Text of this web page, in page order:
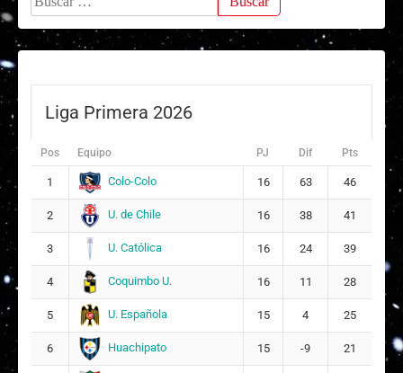
Liga Primera 2026
Pos Equipo PJ Dif Pts
1 Colo-Colo 16 63 46
2 U. de Chile 16 38 41
3 U. Católica 16 24 39
4 Coquimbo U. 16 11 28
5 U. Española 15 4 25
6 Huachipato 15 -9 21